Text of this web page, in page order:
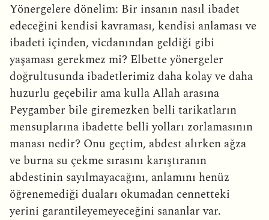
Yönergelere dönelim: Bir insanın nasıl ibadet
edeceğini kendisi kavraması, kendisi anlaması ve
ibadeti içinden, vicdanından geldiği gibi
yaşaması gerekmez mi? Elbette yönergeler
doğrultusunda ibadetlerimiz daha kolay ve daha
huzurlu geçebilir ama kulla Allah arasına
Peygamber bile giremezken belli tarikatların
mensuplarına ibadette belli yolları zorlamasının
manası nedir? Onu geçtim, abdest alırken ağza
ve burna su çekme sırasını karıştıranın
abdestinin sayılmayacağını, anlamını henüz
öğrenemediği duaları okumadan cennetteki
yerini garantileyemeyeceğini sananlar var.